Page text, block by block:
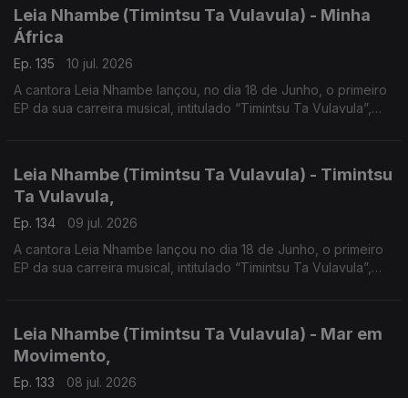
Leia Nhambe (Timintsu Ta Vulavula) - Minha
África
Ep. 135
10 jul. 2026
A cantora Leia Nhambe lançou, no dia 18 de Junho, o primeiro
EP da sua carreira musical, intitulado “Timintsu Ta Vulavula”,
Leia Nhambe (Timintsu Ta Vulavula) - Timintsu
Ta Vulavula,
Ep. 134
09 jul. 2026
A cantora Leia Nhambe lançou no dia 18 de Junho, o primeiro
EP da sua carreira musical, intitulado “Timintsu Ta Vulavula”,
Leia Nhambe (Timintsu Ta Vulavula) - Mar em
Movimento,
Ep. 133 08 jul. 2026